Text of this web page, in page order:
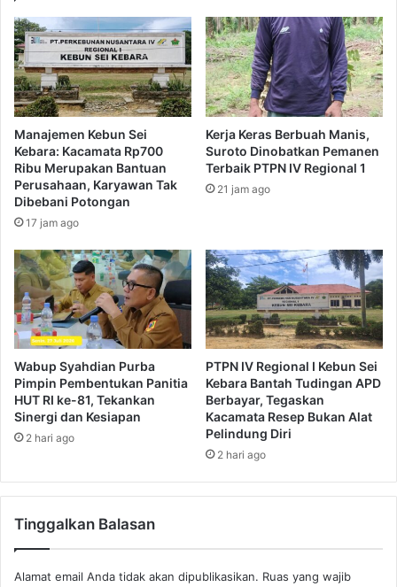
Manajemen Kebun Sei
Kebara: Kacamata Rp700
Ribu Merupakan Bantuan
Perusahaan, Karyawan Tak
Dibebani Potongan
17 jam ago
Kerja Keras Berbuah Manis,
Suroto Dinobatkan Pemanen
Terbaik PTPN IV Regional 1
21 jam ago
Wabup Syahdian Purba
Pimpin Pembentukan Panitia
HUT RI ke-81, Tekankan
Sinergi dan Kesiapan
2 hari ago
PTPN IV Regional I Kebun Sei
Kebara Bantah Tudingan APD
Berbayar, Tegaskan
Kacamata Resep Bukan Alat
Pelindung Diri
2 hari ago
Tinggalkan Balasan
Alamat email Anda tidak akan dipublikasikan. Ruas yang wajib